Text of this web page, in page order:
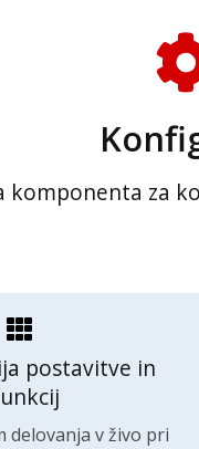
komponenta za
postavitve in
delovanja v živo pri